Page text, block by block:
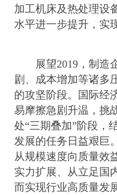
加工机床及热处理设
水平进一步提升，实
展望2019，制造企
剧、成本增加等诸多
的攻坚阶段。国际经
易摩擦急剧升温，挑
处“三期叠加”阶段，
发展的任务日益艰巨
从规模速度向质量效
实力扩展、从立足国
而实现行业高质量发